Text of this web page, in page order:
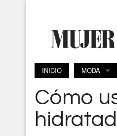
INICIO MODA
Cómo